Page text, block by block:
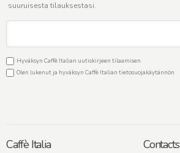
suuruisesta tilauksestasi.
Hyväksyn Caffè Italian uutiskirjeen tilaamisen
Olen lukenut ja hyväksyn Caffè Italian tietosuojakäytännön
Caffè Italia Contacts